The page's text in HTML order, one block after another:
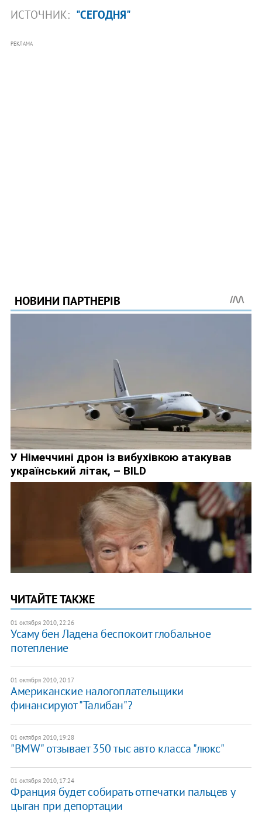
ИСТОЧНИК: "СЕГОДНЯ"
РЕКЛАМА
ЧИТАЙТЕ ТАКЖЕ
01 октября 2010, 22:26
Усаму бен Ладена беспокоит глобальное
потепление
01 октября 2010, 20:17
Американские налогоплательщики
финансируют "Талибан"?
01 октября 2010, 19:28
"BMW" отзывает 350 тыс авто класса "люкс"
01 октября 2010, 17:24
Франция будет собирать отпечатки пальцев у
цыган при депортации